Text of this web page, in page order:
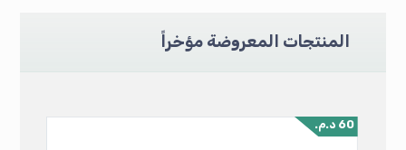
المنتجات المعروضة مؤخراً
60 د.م.